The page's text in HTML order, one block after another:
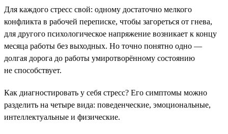
Для каждого стресс свой: одному достаточно мелкого
конфликта в рабочей переписке, чтобы загореться от гнева,
для другого психологическое напряжение возникает к концу
месяца работы без выходных. Но точно понятно одно —
долгая дорога до работы умиротворённому состоянию
не способствует.
Как диагностировать у себя стресс? Его симптомы можно
разделить на четыре вида: поведенческие, эмоциональные,
интеллектуальные и физические.